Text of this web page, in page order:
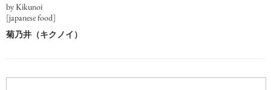
by Kikunoi
[japanese food]
菊乃井（キクノイ）